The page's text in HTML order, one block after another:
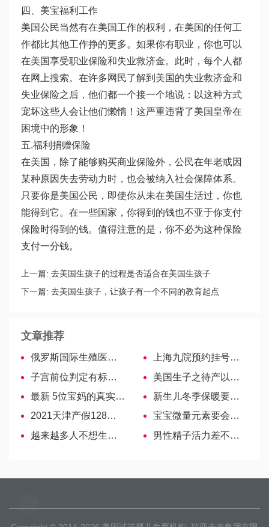
四、美宝福利工作
美国公民当然有在美国工作的权利，在美国的任何工
作都比其他工作挣的更多。如果你有职业，你也可以
在美国享受职业保险和失业救济金。此时，每个人都
在网上搜索。在许多网民了解到美国的失业救济金和
失业保险之后，他们都一个接一个地说：以这种方式
宠坏这些人会让他们懒惰！这严重违背了美国皇帝在
困境中的形象！
五.福利捐赠保险
在美国，除了能够购买商业保险外，公民在年老或因
某种原因失去劳动力时，也会被纳入社会保障体系。
只要你是美国公民，即使你从未在美国生活过，你也
能得到它。在一些国家，你得到的钱也不亚于你支付
保险时得到的钱。值得注意的是，你不必为这种保险
支付一分钱。
上一篇: 去美国生孩子的过程是否适合在美国生孩子
下一篇: 去美国生孩子，让孩子有一个不同的教育起点
文章推荐
俄罗斯国际生殖医学中心(ICRM)
上海九院预约挂号超详细攻略来啦！操作流程分分钟看懂
子宫前位判定有标准，相比症状B超诊断更准确
美国生子之待产以及回国事项
最新 5位宝妈的真实经历分享，告诉你导乐分娩到底有没有用！
新生儿冬季保暖要注意，警惕“蒙被综合症”
2021天津产假128天，剖腹产、难产等3种情况多给15天
宝宝微量元素要会查，方法、步骤看完才知道有多讲究
越来越多人不想生娃？原因很现实
男性精子活力差不用慌，教你5招快速“找回来”